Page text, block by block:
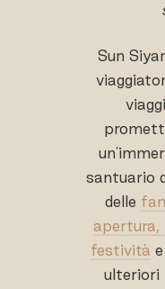
Sun
santuario
delle
apertura,
festività
ulteriori